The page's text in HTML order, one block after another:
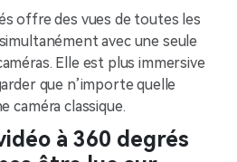
offre des vues de toutes les
avec une seule
Elle est plus immersive
que n’importe quelle
caméra classique.
à 360 degrés